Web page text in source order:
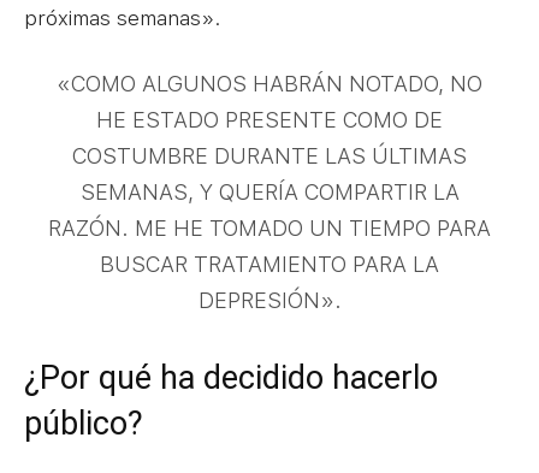
próximas semanas».
«COMO ALGUNOS HABRÁN NOTADO, NO
HE ESTADO PRESENTE COMO DE
COSTUMBRE DURANTE LAS ÚLTIMAS
SEMANAS, Y QUERÍA COMPARTIR LA
RAZÓN. ME HE TOMADO UN TIEMPO PARA
BUSCAR TRATAMIENTO PARA LA
DEPRESIÓN».
¿Por qué ha decidido hacerlo
público?